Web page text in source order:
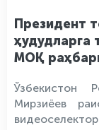
Президент
МОҚ
Ўзбекистон
Мирзиёев